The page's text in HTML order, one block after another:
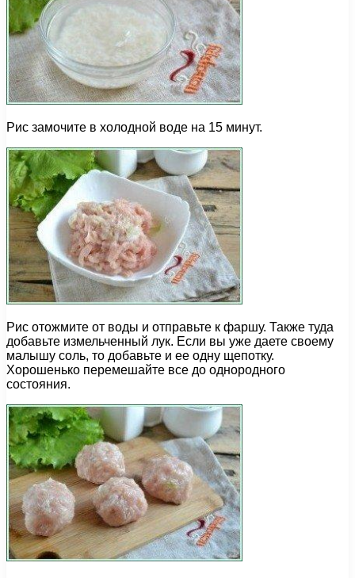
Рис замочите в холодной воде на 15 минут.
Рис отожмите от воды и отправьте к фаршу. Также туда
добавьте измельченный лук. Если вы уже даете своему
малышу соль, то добавьте и ее одну щепотку.
Хорошенько перемешайте все до однородного
состояния.